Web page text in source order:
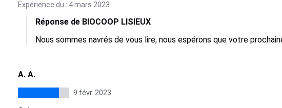
Expérience du : 4 mars 2023
Réponse de BIOCOOP LISIEUX
Nous sommes navrés de vous lire, nous espérons que votre
A. A.
9 févr. 2023